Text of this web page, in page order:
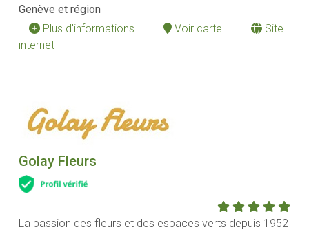
Genève et région
Plus d'informations
Voir carte
Site
internet
Golay Fleurs
La passion des fleurs et des espaces verts depuis 1952